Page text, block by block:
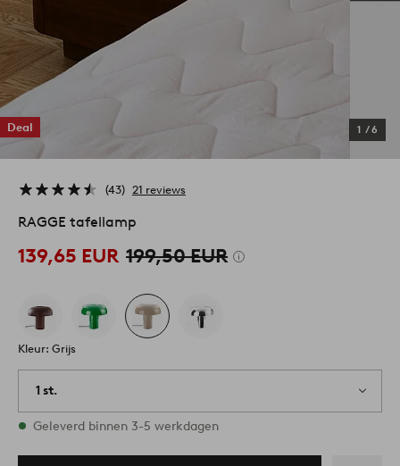
Deal 1 /6
43 21 reviews
RAGGE tafellamp
139,65 EUR 199,50 EUR
Kleur: Grijs
1 st.
Op voorraad
Geleverd binnen 3-5 werkdagen